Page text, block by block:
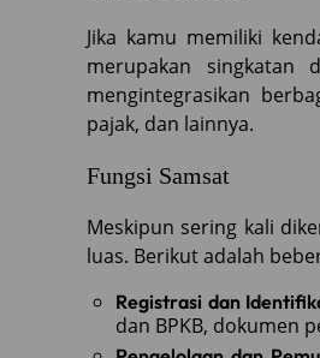
Jika kamu memiliki
merupakan singkatan
mengintegrasikan
pajak, dan lainnya.
Fungsi Samsat
Meskipun sering kali
luas. Berikut adalah
Registrasi dan
dan BPKB, dokumen